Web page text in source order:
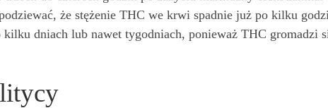
że stężenie THC we krwi spadnie już po kilku
dniach lub nawet tygodniach, ponieważ THC gromadzi